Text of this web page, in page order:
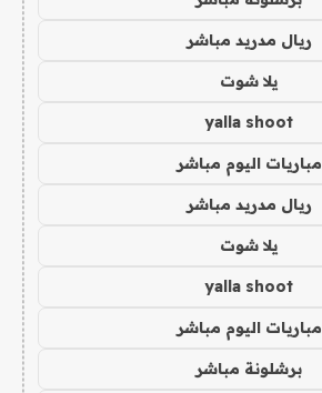
ريال مدريد مباشر
يلا شوت
yalla shoot
مباريات اليوم مباشر
ريال مدريد مباشر
يلا شوت
yalla shoot
مباريات اليوم مباشر
برشلونة مباشر